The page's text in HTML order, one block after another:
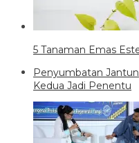
5 Tanaman Emas
Penyumbatan
Kedua Jadi Penentu